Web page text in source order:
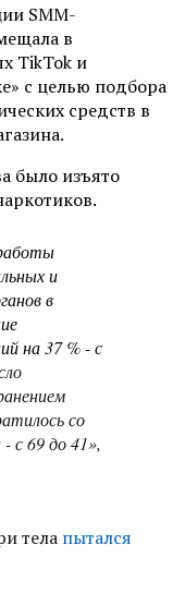
SMM-
в
TikTok и
с целью подбора
средств в
было изъято
и
в
на 37 % - с
со
с 69 до 41»,
тела пытался